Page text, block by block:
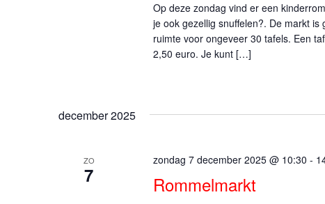
Op deze zondag vind er een
je ook gezellig snuffelen?. De markt
ruimte voor ongeveer 30 tafels. Een
2,50 euro. Je kunt […]
december 2025
ZO
7 Rommelmarkt
zondag 7 december 2025 @ 10:30 -